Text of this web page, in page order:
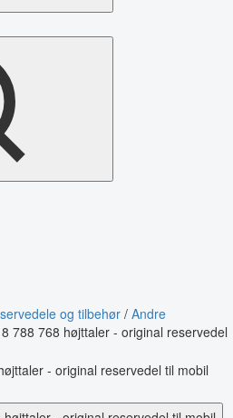
og tilbehør / Andre
788 768 højttaler - original reservedel